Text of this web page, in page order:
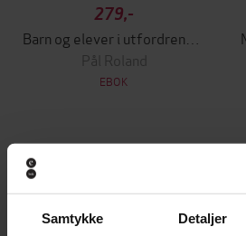
Samtykke Detaljer
279,-
Pål Roland
EBOK
Andre har også kjøpt
Premium